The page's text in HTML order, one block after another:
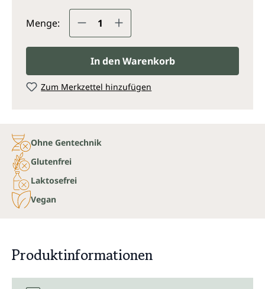
Menge: Produkt Anzahl: Gib den
In den Warenkorb
Zum Merkzettel hinzufügen
Ohne Gentechnik
Glutenfrei
Laktosefrei
Vegan
Produktinformationen